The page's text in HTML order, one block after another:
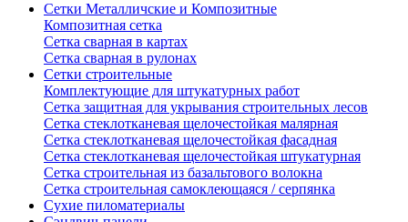
Сетки Металличские и Композитные
Композитная сетка
Сетка сварная в картах
Сетка сварная в рулонах
Сетки строительные
Комплектующие для штукатурных работ
Сетка защитная для укрывания строительных лесов
Сетка стеклотканевая щелочестойкая малярная
Сетка стеклотканевая щелочестойкая фасадная
Сетка стеклотканевая щелочестойкая штукатурная
Сетка строительная из базальтового волокна
Сетка строительная самоклеющаяся / серпянка
Сухие пиломатериалы